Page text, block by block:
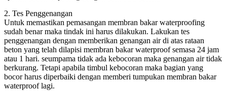
2. Tes Penggenangan
Untuk memastikan pemasangan membran bakar waterproofing
sudah benar maka tindak ini harus dilakukan. Lakukan tes
penggenangan dengan memberikan genangan air di atas rataan
beton yang telah dilapisi membran bakar waterproof semasa 24 jam
atau 1 hari. seumpama tidak ada kebocoran maka genangan air tidak
berkurang. Tetapi apabila timbul kebocoran maka bagian yang
bocor harus diperbaiki dengan memberi tumpukan membran bakar
waterproof lagi.